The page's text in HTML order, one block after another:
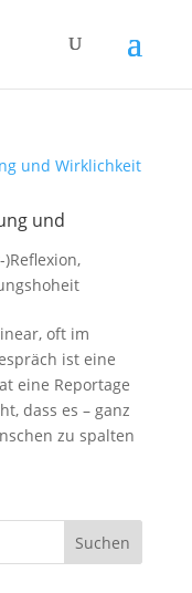
und
)Reflexion,
oft im
ist eine
eine Reportage
dass es – ganz
zu spalten